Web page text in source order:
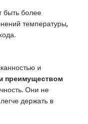
быть более
температуры,
и
преимуществом
Они не
держать в